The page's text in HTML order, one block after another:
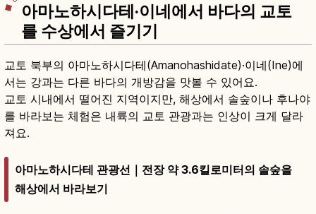
아마노하시다테·이네에서 바다의 교토
를 수상에서 즐기기
교토 북부의 아마노하시다테(Amanohashidate)·이네(Ine)에
서는 강과는 다른 바다의 개방감을 맛볼 수 있어요.
교토 시내에서 떨어진 지역이지만, 해상에서 솔숲이나 후나야
를 바라보는 체험은 내륙의 교토 관광과는 인상이 크게 달라
져요.
아마노하시다테 관광선｜전장 약 3.6킬로미터의 솔숲을
해상에서 바라보기